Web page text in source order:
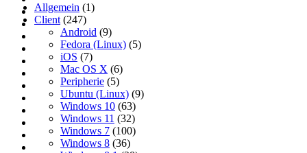
Allgemein (1)
Client (247)
Android (9)
Fedora (Linux) (5)
iOS (7)
Mac OS X (6)
Peripherie (5)
Ubuntu (Linux) (9)
Windows 10 (63)
Windows 11 (32)
Windows 7 (100)
Windows 8 (36)